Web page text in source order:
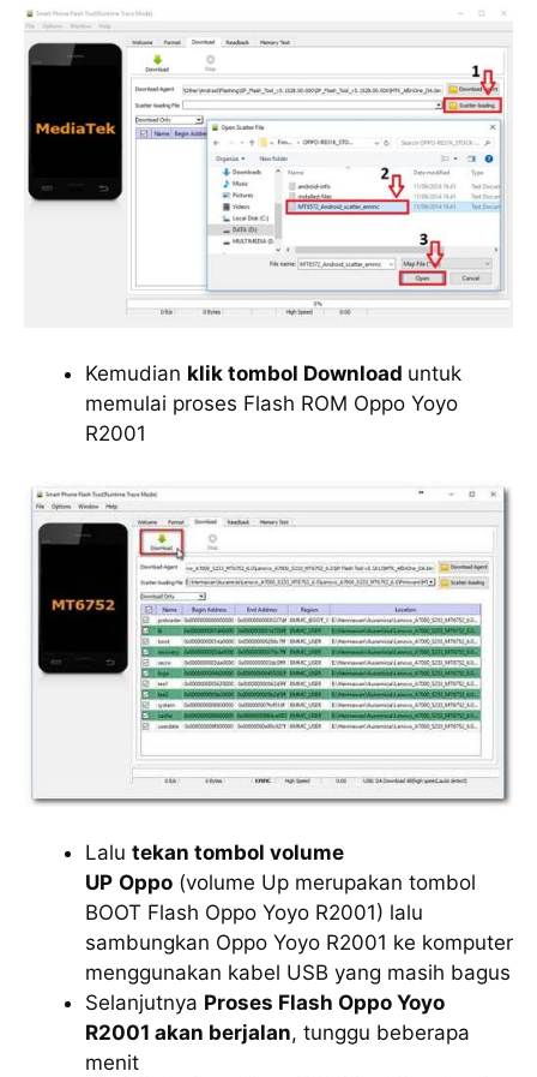
Kemudian klik tombol Download untuk
memulai proses Flash ROM Oppo Yoyo
R2001
Lalu tekan tombol volume
UP Oppo (volume Up merupakan tombol
BOOT Flash Oppo Yoyo R2001) lalu
sambungkan Oppo Yoyo R2001 ke komputer
menggunakan kabel USB yang masih bagus
Selanjutnya Proses Flash Oppo Yoyo
R2001 akan berjalan, tunggu beberapa
menit